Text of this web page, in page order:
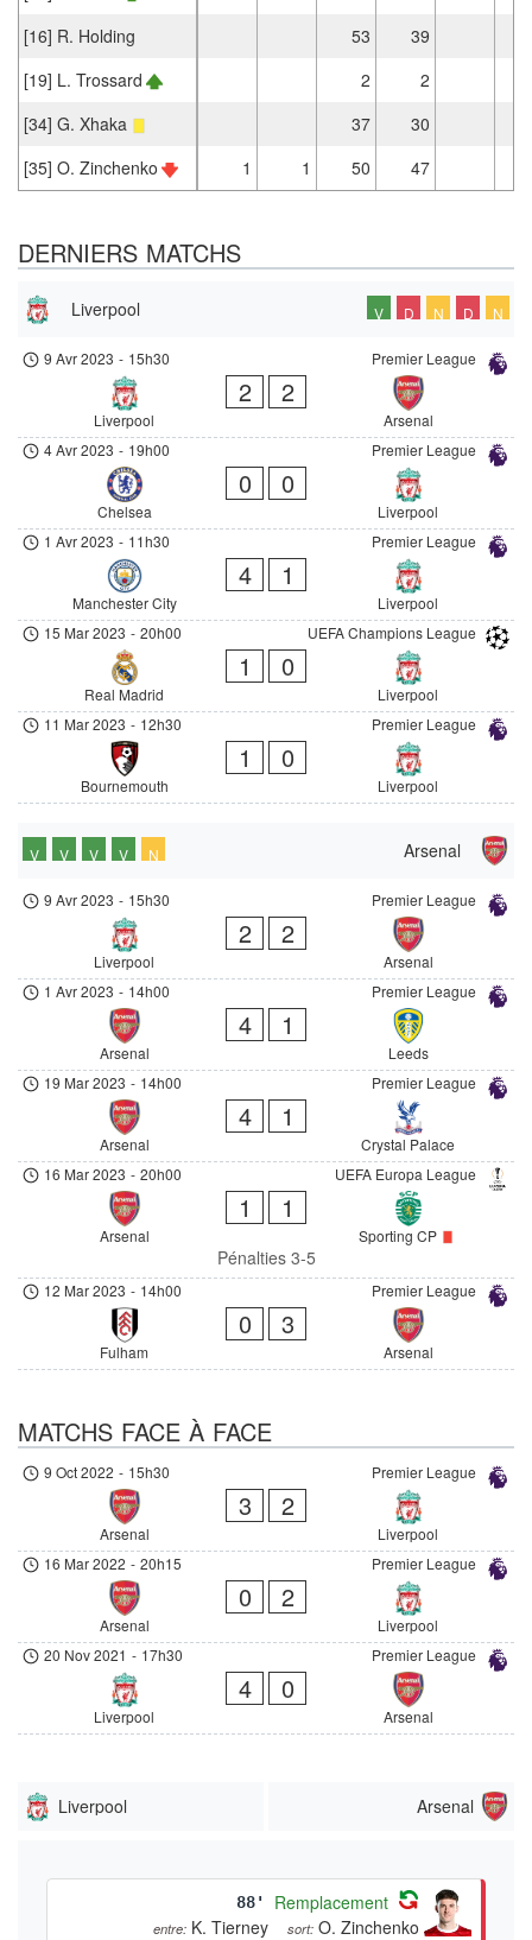
[16] R. Holding
53
39
[19] L. Trossard
2
2
[34] G. Xhaka
37
30
[35] O. Zinchenko
1 1 50 47
DERNIERS MATCHS
Liverpool V D N D N
Premier League
9 Avr 2023 - 15h30
Liverpool
2 2
Arsenal
Premier League
4 Avr 2023 - 19h00
Chelsea
0 0
Liverpool
Premier League
1 Avr 2023 - 11h30
Manchester City
4 1
Liverpool
UEFA Champions League
15 Mar 2023 - 20h00
Real Madrid
1 0
Liverpool
Premier League
11 Mar 2023 - 12h30
Bournemouth
1 0
Liverpool
Arsenal
V V V V N
Premier League
9 Avr 2023 - 15h30
Liverpool
2 2
Arsenal
Premier League
1 Avr 2023 - 14h00
Arsenal
4 1
Leeds
Premier League
19 Mar 2023 - 14h00
Arsenal
4 1
Crystal Palace
UEFA Europa League
16 Mar 2023 - 20h00
Arsenal
1 1
Sporting CP
Pénalties 3-5
Premier League
12 Mar 2023 - 14h00
Fulham
0 3
Arsenal
MATCHS FACE À FACE
Premier League
9 Oct 2022 - 15h30
Arsenal
3 2
Liverpool
Premier League
16 Mar 2022 - 20h15
Arsenal
0 2
Liverpool
Premier League
20 Nov 2021 - 17h30
Liverpool
4 0
Arsenal
Liverpool Arsenal
88' Remplacement
entre: K. Tierney sort: O. Zinchenko